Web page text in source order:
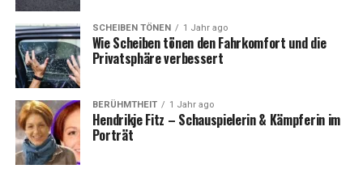
Silvia Kaiser
Im Jahr 2012 gaben Roland und Silvia Kaiser ihrer Liebe
den rechtlichen Rahmen und heirateten. Die Hochzeit
war eine private Angelegenheit und fand im kleinen
Kreis statt, fernab der öffentlichen Aufmerksamkeit. Für
Roland Kaiser war es bereits die zweite Ehe, nachdem er
zuvor von 1983 bis 1995 mit seiner ersten Frau, der
damaligen Journalistin, verheiratet war. Mit Silvia Kaiser
SCHEIBEN TÖNEN 1 Jahr ago
Wie Scheiben tönen den Fahrkomfort und die
Privatsphäre verbessert
BERÜHMTHEIT 1 Jahr ago
Hendrikje Fitz – Schauspielerin & Kämpferin im
Porträt